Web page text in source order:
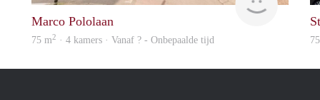
Marco Pololaan
75 m2 · 4 kamers · Vanaf ? - Onbepaalde tijd